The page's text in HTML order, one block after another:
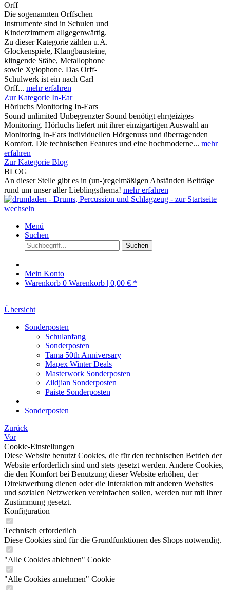
Orff
Die sogenannten Orffschen
Instrumente sind in Schulen und
Kinderzimmern allgegenwärtig.
Zu dieser Kategorie zählen u.A.
Glockenspiele, Klangbausteine,
klingende Stäbe, Metallophone
sowie Xylophone. Das Orff-
Schulwerk ist ein nach Carl
Orff... mehr erfahren
Zur Kategorie In-Ear
Hörluchs Monitoring In-Ears
Sound unlimited Unbegrenzter Sound benötigt ehrgeiziges
Monitoring. Hörluchs liefert mit ihrer einzigartigen Auswahl an
Monitoring In-Ears individuellen Hörgenuss und überragenden
Komfort. Die technischen Features und eine hochmoderne... mehr
erfahren
Zur Kategorie Blog
BLOG
An dieser Stelle gibt es in (un-)regelmäßigen Abständen Beiträge
rund um unser aller Lieblingsthema! mehr erfahren
Menü
Suchen
Suchen
Mein Konto
Warenkorb 0 Warenkorb | 0,00 € *
Übersicht
Sonderposten
Schulanfang
Sonderposten
Tama 50th Anniversary
Mapex Winter Deals
Masterwork Sonderposten
Zildjian Sonderposten
Paiste Sonderposten
Sonderposten
Zurück
Vor
Cookie-Einstellungen
Diese Website benutzt Cookies, die für den technischen Betrieb der
Website erforderlich sind und stets gesetzt werden. Andere Cookies,
die den Komfort bei Benutzung dieser Website erhöhen, der
Direktwerbung dienen oder die Interaktion mit anderen Websites
und sozialen Netzwerken vereinfachen sollen, werden nur mit Ihrer
Zustimmung gesetzt.
Konfiguration
Technisch erforderlich
Diese Cookies sind für die Grundfunktionen des Shops notwendig.
"Alle Cookies ablehnen" Cookie
"Alle Cookies annehmen" Cookie